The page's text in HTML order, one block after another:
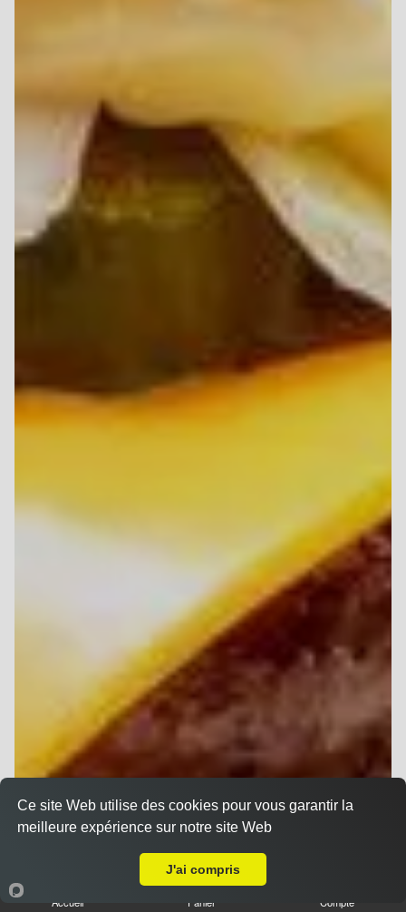
Accueil Panier Compte
Ce site Web utilise des cookies pour vous garantir la
meilleure expérience sur notre site Web
J'ai compris